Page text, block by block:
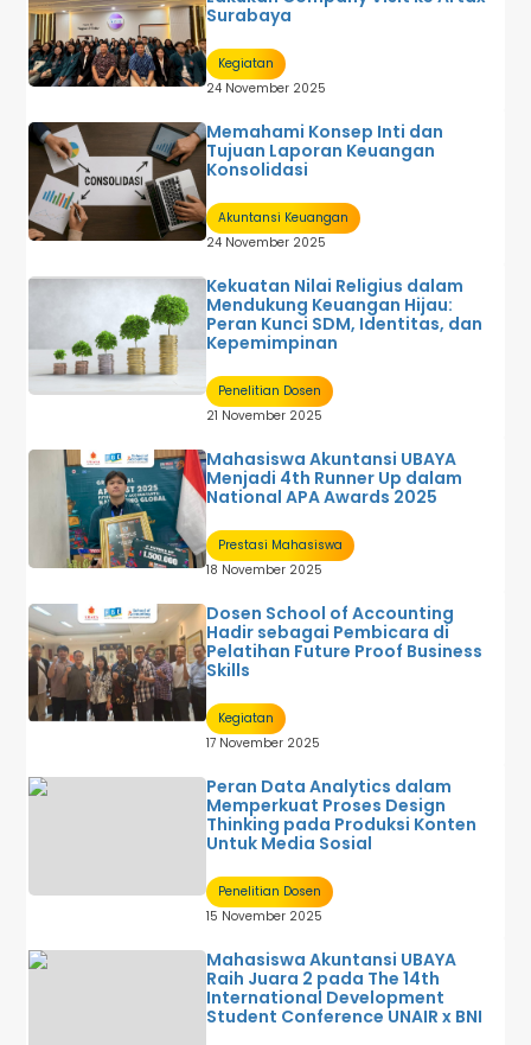
Surabaya
Kegiatan
24 November 2025
Memahami Konsep Inti dan
Tujuan Laporan Keuangan
Konsolidasi
Akuntansi Keuangan
24 November 2025
Kekuatan Nilai Religius dalam
Mendukung Keuangan Hijau:
Peran Kunci SDM, Identitas, dan
Kepemimpinan
Penelitian Dosen
21 November 2025
Mahasiswa Akuntansi UBAYA
Menjadi 4th Runner Up dalam
National APA Awards 2025
Prestasi Mahasiswa
18 November 2025
Dosen School of Accounting
Hadir sebagai Pembicara di
Pelatihan Future Proof Business
Skills
Kegiatan
17 November 2025
Peran Data Analytics dalam
Memperkuat Proses Design
Thinking pada Produksi Konten
Untuk Media Sosial
Penelitian Dosen
15 November 2025
Mahasiswa Akuntansi UBAYA
Raih Juara 2 pada The 14th
International Development
Student Conference UNAIR x BNI